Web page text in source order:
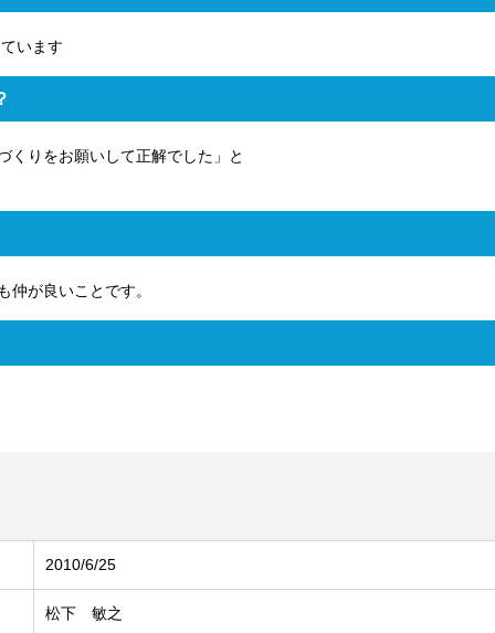
います
くりをお願いして正解でした」と
仲が良いことです。
2010/6/25
松下 敏之